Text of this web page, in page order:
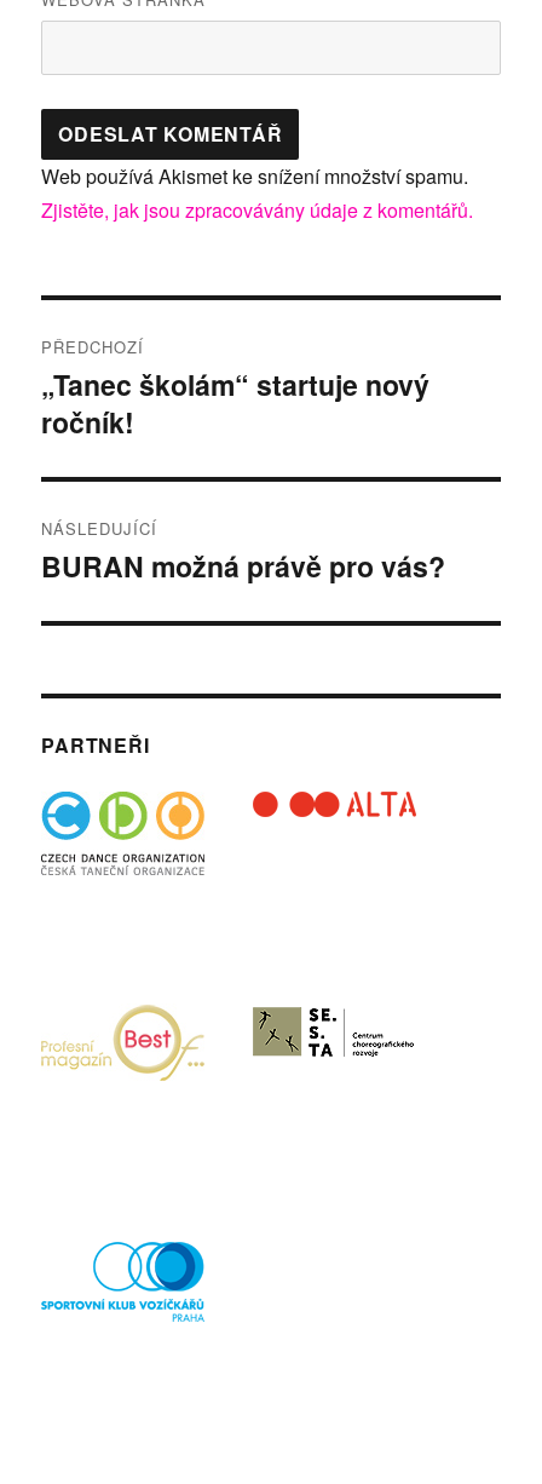
Web používá Akismet ke snížení množství spamu.
Zjistěte, jak jsou zpracovávány údaje z komentářů.
pro
příspěvek
PŘEDCHOZÍ
Předchozí
příspěvek:
„Tanec školám“ startuje nový
ročník!
NÁSLEDUJÍCÍ
Následující
BURAN možná právě pro vás?
PARTNEŘI